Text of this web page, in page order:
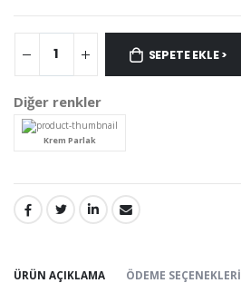
SEPETE EKLE >
Diğer renkler
Krem Parlak
PAYLAŞ:
ÜRÜN AÇIKLAMA ÖDEME SEÇENEKLERI